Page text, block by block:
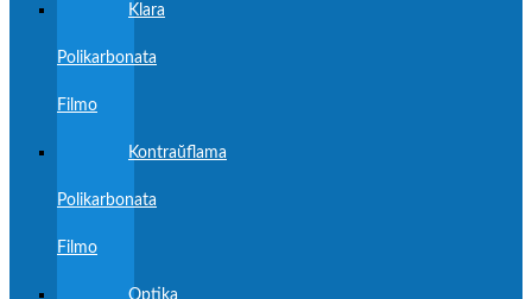
Klara
Polikarbonata
Filmo
Kontraŭflama
Polikarbonata
Filmo
Optika